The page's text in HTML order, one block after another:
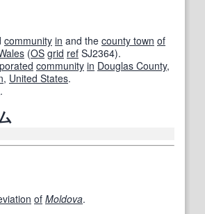
community in and the county town of
(OS grid ref SJ2364).
community in Douglas County,
, United States.
.
of Moldova.